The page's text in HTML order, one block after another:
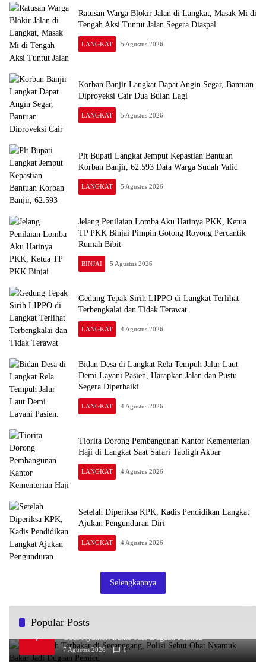
Ratusan Warga Blokir Jalan di Langkat, Masak Mi di
Tengah Aksi Tuntut Jalan Segera Diaspal
LANGKAT 5 Agustus 2026
Korban Banjir Langkat Dapat Angin Segar, Bantuan
Diproyeksi Cair Dua Bulan Lagi
LANGKAT 5 Agustus 2026
Plt Bupati Langkat Jemput Kepastian Bantuan
Korban Banjir, 62.593 Data Warga Sudah Valid
LANGKAT 5 Agustus 2026
Jelang Penilaian Lomba Aku Hatinya PKK, Ketua
TP PKK Binjai Pimpin Gotong Royong Percantik
Rumah Bibit
BINJAI 5 Agustus 2026
Gedung Tepak Sirih LIPPO di Langkat Terlihat
Terbengkalai dan Tidak Terawat
LANGKAT 4 Agustus 2026
Bidan Desa di Langkat Rela Tempuh Jalur Laut
Demi Layani Pasien, Harapkan Jalan dan Pustu
Segera Diperbaiki
LANGKAT 4 Agustus 2026
Tiorita Dorong Pembangunan Kantor Kementerian
Haji di Langkat Saat Safari Tabligh Akbar
LANGKAT 4 Agustus 2026
Setelah Diperiksa KPK, Kadis Pendidikan Langkat
Ajukan Pengunduran Diri
LANGKAT 4 Agustus 2026
Selengkapnya
Popular Posts
1
Dua Rumah Terbakar di Secanggang, Polisi Sebut
Obat Nyamuk Bakar Jadi Dugaan Pemicu
7 Agustus 2026 0